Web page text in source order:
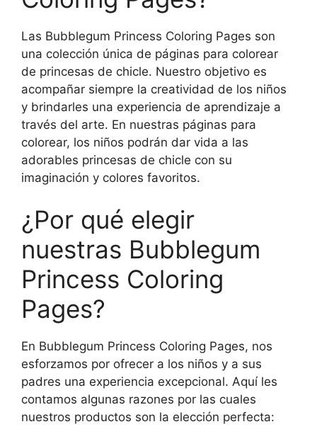
Las Bubblegum Princess Coloring Pages son
una colección única de páginas para colorear
de princesas de chicle. Nuestro objetivo es
acompañar siempre la creatividad de los niños
y brindarles una experiencia de aprendizaje a
través del arte. En nuestras páginas para
colorear, los niños podrán dar vida a las
adorables princesas de chicle con su
imaginación y colores favoritos.
¿Por qué elegir
nuestras Bubblegum
Princess Coloring
Pages?
En Bubblegum Princess Coloring Pages, nos
esforzamos por ofrecer a los niños y a sus
padres una experiencia excepcional. Aquí les
contamos algunas razones por las cuales
nuestros productos son la elección perfecta: